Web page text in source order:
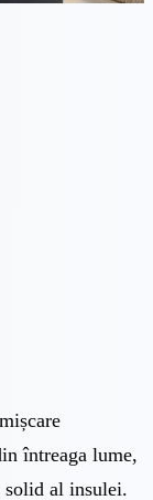
întreaga lume,
al insulei.